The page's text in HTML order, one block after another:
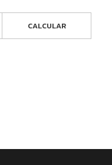
CALCULAR